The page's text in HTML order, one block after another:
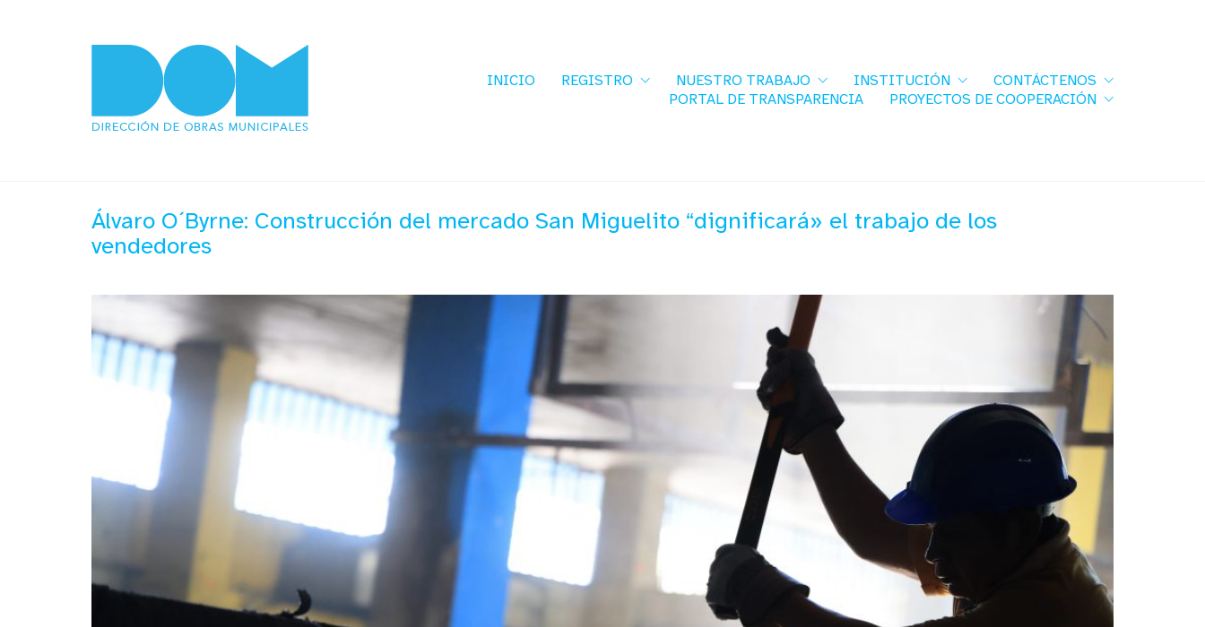
INICIO REGISTRO NUESTRO TRABAJO INSTITUCIÓN
CONTÁCTENOS
PORTAL DE TRANSPARENCIA
PROYECTOS DE COOPERACIÓN
Álvaro O´Byrne: Construcción del mercado San Miguelito “dignificará» el trabajo de los
vendedores